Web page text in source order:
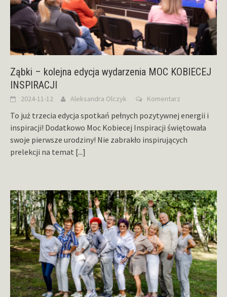
Ząbki – kolejna edycja wydarzenia MOC KOBIECEJ
INSPIRACJI
2024-11-12 Aleksandra Olczyk Komentarz
To już trzecia edycja spotkań pełnych pozytywnej energii i
inspiracji! Dodatkowo Moc Kobiecej Inspiracji świętowała
swoje pierwsze urodziny! Nie zabrakło inspirujących
prelekcji na temat [...]